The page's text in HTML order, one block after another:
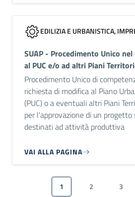
EDILIZIA E URBANISTICA,
SUAP - Procedimento Unico
al PUC e/o ad altri Piani
Procedimento Unico di
richiesta di modifica al Piano
(PUC) o a eventuali altri Piani
per l'approvazione di un progetto
destinati ad attività produttiva
VAI ALLA PAGINA
Paginazione
Pagina attuale
1 Pagina
2 Pagina
3